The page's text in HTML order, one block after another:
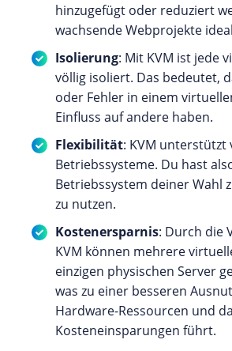
hinzugefügt oder reduziert
wachsende Webprojekte
Isolierung: Mit KVM ist jede
völlig isoliert. Das bedeutet,
oder Fehler in einem
Einfluss auf andere haben.
Flexibilität: KVM unterstützt
Betriebssysteme. Du hast
Betriebssystem deiner Wahl
zu nutzen.
Kostenersparnis: Durch die
KVM können mehrere
einzigen physischen Server
was zu einer besseren
Hardware-Ressourcen und
Kosteneinsparungen führt.